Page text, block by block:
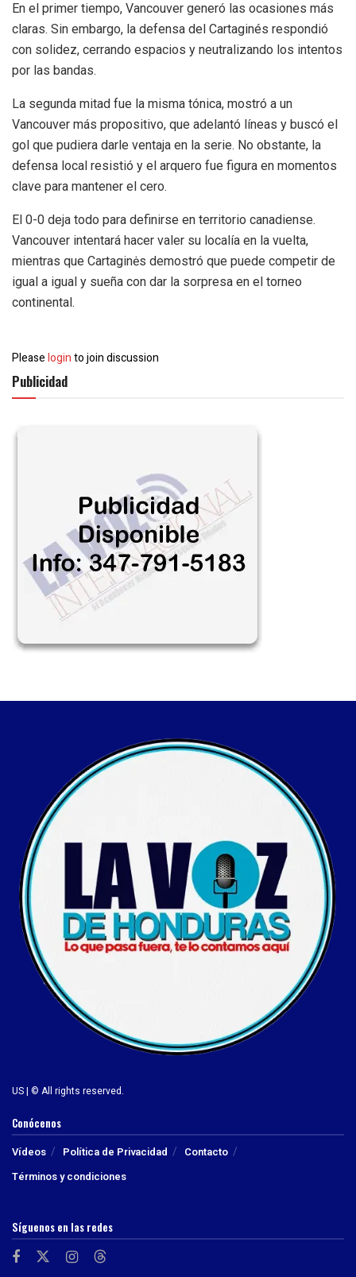
En el primer tiempo, Vancouver generó las ocasiones más
claras. Sin embargo, la defensa del Cartaginés respondió
con solidez, cerrando espacios y neutralizando los intentos
por las bandas.
La segunda mitad fue la misma tónica, mostró a un
Vancouver más propositivo, que adelantó líneas y buscó el
gol que pudiera darle ventaja en la serie. No obstante, la
defensa local resistió y el arquero fue figura en momentos
clave para mantener el cero.
El 0-0 deja todo para definirse en territorio canadiense.
Vancouver intentará hacer valer su localía en la vuelta,
mientras que Cartaginės demostró que puede competir de
igual a igual y sueña con dar la sorpresa en el torneo
continental.
Pleaseloginto join discussion
Publicidad
US | © All rights reserved.
Conócenos
Vídeos Política de Privacidad
Contacto
Términos y condiciones
Síguenos en las redes